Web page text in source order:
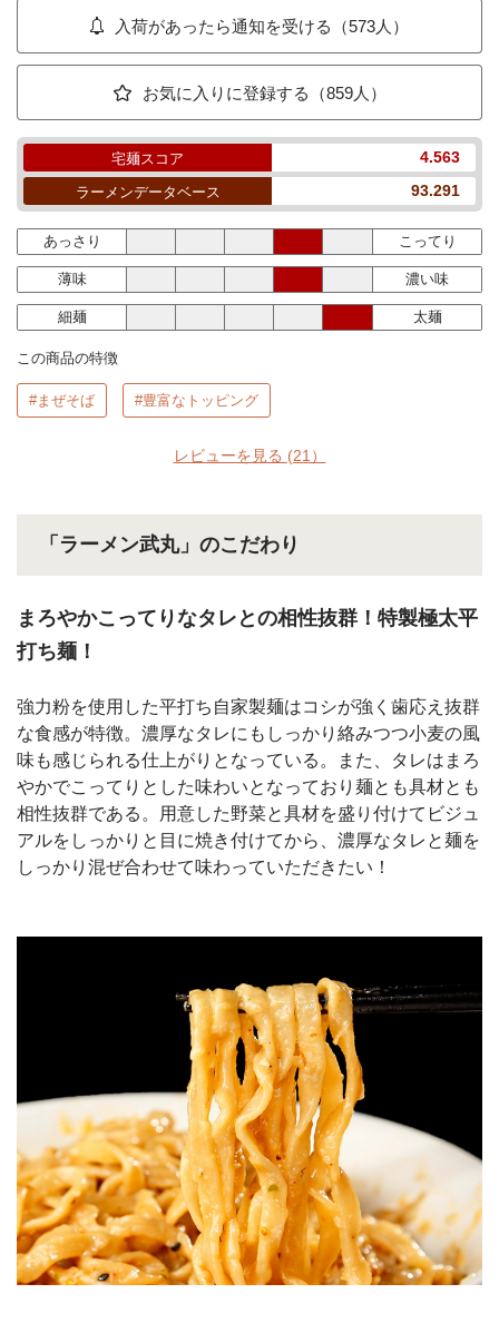
入荷があったら通知を受ける（573人）
お気に入りに登録する（859人）
宅麺スコア 4.563
ラーメンデータベース 93.291
あっさり こってり
薄味 濃い味
細麺 太麺
この商品の特徴
#まぜそば #豊富なトッピング
レビューを見る (21）
「ラーメン武丸」のこだわり
まろやかこってりなタレとの相性抜群！特製極太平
打ち麺！
強力粉を使用した平打ち自家製麺はコシが強く歯応え抜群
な食感が特徴。濃厚なタレにもしっかり絡みつつ小麦の風
味も感じられる仕上がりとなっている。また、タレはまろ
やかでこってりとした味わいとなっており麺とも具材とも
相性抜群である。用意した野菜と具材を盛り付けてビジュ
アルをしっかりと目に焼き付けてから、濃厚なタレと麺を
しっかり混ぜ合わせて味わっていただきたい！